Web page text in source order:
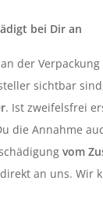
bei Dir an
der
sichtbar
. Ist zweifelsfrei
die Annahme
vom
an uns. Wir